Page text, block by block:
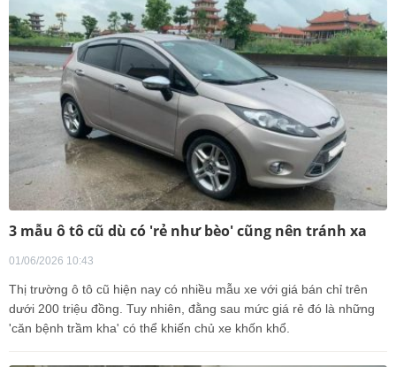
3 mẫu ô tô cũ dù có 'rẻ như bèo' cũng nên tránh xa
01/06/2026 10:43
Thị trường ô tô cũ hiện nay có nhiều mẫu xe với giá bán chỉ trên
dưới 200 triệu đồng. Tuy nhiên, đằng sau mức giá rẻ đó là những
'căn bệnh trầm kha' có thể khiến chủ xe khốn khổ.